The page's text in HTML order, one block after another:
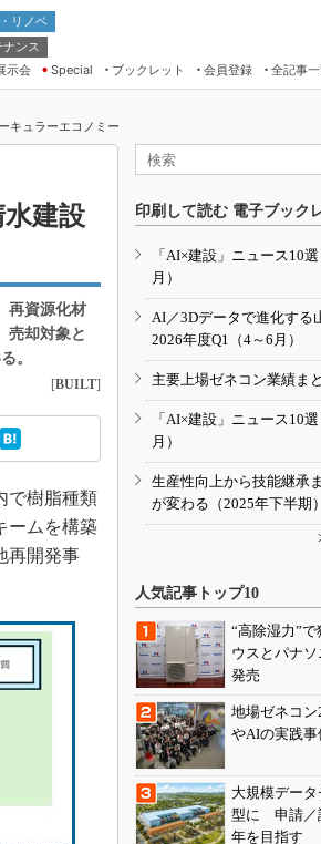
リノベ
ンス
示会
Special ブックレット 会員登録 全記事
キュラーエコノミー
建設
再資源化材
売却対象と
。
[BUILT]
で樹脂種類
ームを構築
再開発事
印刷して読む 電子ブック
「AI×建設」ニュース10
月）
AI／3Dデータで進化する
2026年度Q1（4～6月）
主要上場ゼネコン業績ま
「AI×建設」ニュース10
月）
生産性向上から技能継
が変わる（2025年下半期）
人気記事トップ10
“高除湿力”
ウスとパナ
発売
地場ゼネコ
やAIの実践
大規模デー
型に 申請／
年を目指す